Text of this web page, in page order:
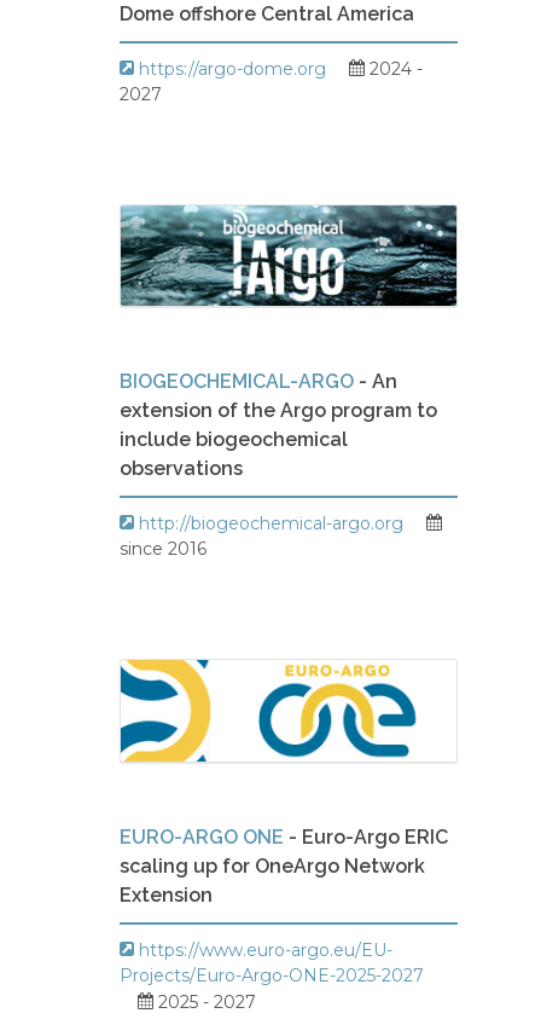
Dome offshore Central America
https://argo-dome.org
2024 -
2027
BIOGEOCHEMICAL-ARGO - An
extension of the Argo program to
include biogeochemical
observations
http://biogeochemical-argo.org
since 2016
EURO-ARGO ONE - Euro-Argo ERIC
scaling up for OneArgo Network
Extension
https://www.euro-argo.eu/EU-
Projects/Euro-Argo-ONE-2025-2027
2025 - 2027